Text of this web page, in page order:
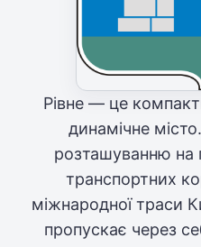
Рівне — це
динамічне
розташуванню на
транспортних
міжнародної траси
пропускає через